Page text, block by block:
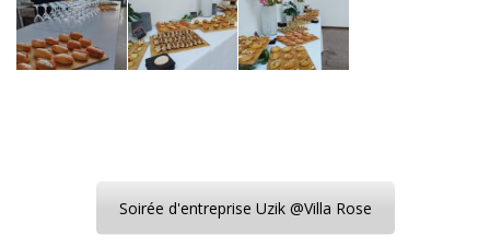
Soirée d'entreprise Uzik @Villa Rose